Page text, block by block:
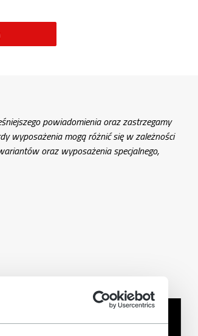
powiadomienia oraz zastrzegamy
wyposażenia mogą różnić się w zależności
oraz wyposażenia specjalnego,